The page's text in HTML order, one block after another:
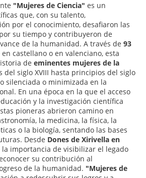
"Mujeres de Ciencia" es un
que, con su talento,
por el conocimiento, desafiaron las
su tiempo y contribuyeron de
de la humanidad. A través de 93
castellano o en valenciano, esta
de eminentes mujeres de la
del siglo XVIII hasta principios del siglo
silenciada o minimizada en la
En una época en la que el acceso
y la investigación científica
pioneras abrieron camino en
la medicina, la física, la
o la biología, sentando las bases
Desde Dones de Xirivella en
importancia de visibilizar el legado
su contribución al
de la humanidad. "Mujeres de